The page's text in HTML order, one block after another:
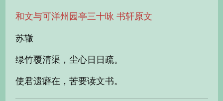
和文与可洋州园亭三十咏 书轩原文
苏辙
绿竹覆清渠，尘心日日疏。
使君遗癖在，苦要读文书。